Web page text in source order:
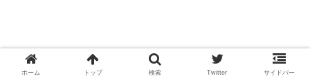
ホーム トップ 検索 Twitter サイドバー